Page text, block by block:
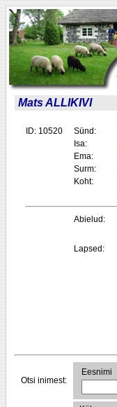
Mats ALLIKIVI
ID: 10520 Sünd:
Isa:
Ema:
Surm:
Koht:
Abielud:
Lapsed:
Otsi inimest:
Eesnimi